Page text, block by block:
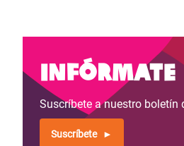
Infórmate
Suscríbete a nuestro boletín
Suscríbete